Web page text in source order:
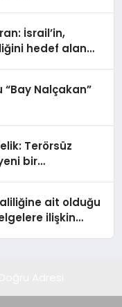
İsrail’in,
hedef alan
“Bay Nalçakan”
Terörsüz
bir
ait olduğu
ilişkin